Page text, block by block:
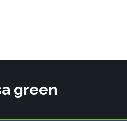
green